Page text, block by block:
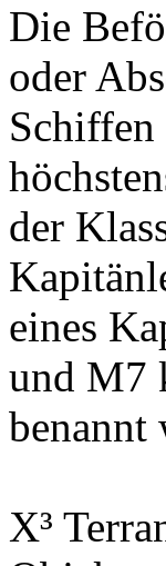
Die
oder
der
eines
und M7
benannt
X³